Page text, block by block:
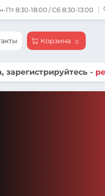
Пт 8:30-18:00 / Сб 8:30-13:00
Корзина 0
-